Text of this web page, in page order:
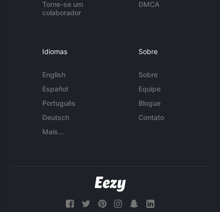
Torne-se um
colaborador
DMCA
Idiomas
English
Español
Português
Deutsch
Mais...
Sobre
Sobre
Equipe
Blogue
Contato